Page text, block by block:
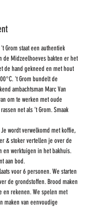
Grom staat een authentiek
de Midzeelhoeves bakten er het
de hand gekneed en met hout
't Grom bundelt de
ambachtsman Marc Van
om te werken met oude
net als ’t Grom. Smaak
wordt verwelkomd met koffie,
& stoker vertellen je over de
en werktuigen in het bakhuis.
aan bod.
voor 6 personen. We starten
de grondstoffen. Brood maken
en rekenen. We spelen met
maken van eenvoudige